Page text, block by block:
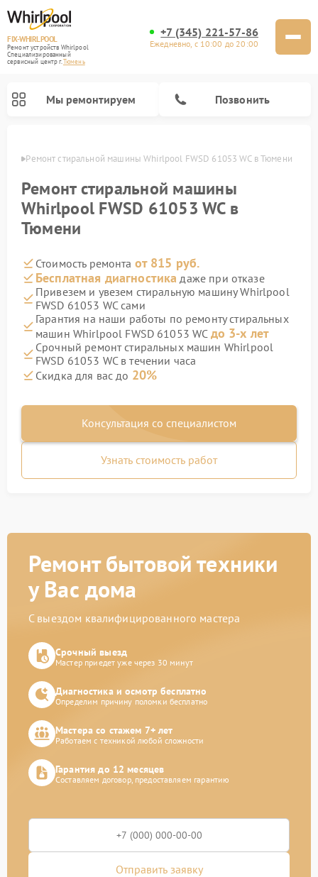
FIX-WHIRLPOOL
Ремонт устройств Whirlpool
Специализированный
cервисный центр г.Тюмень
+7 (345) 221-57-86
Ежедневно, с 10:00 до 20:00
Мы ремонтируем Позвонить
Ремонт стиральной машины Whirlpool FWSD 61053 WC в Тюмени
Ремонт стиральной машины
Whirlpool FWSD 61053 WC в
Тюмени
Стоимость ремонта от 815 руб.
Бесплатная диагностика даже при отказе
Привезем и увезем стиральную машину Whirlpool
FWSD 61053 WC сами
Гарантия на наши работы по ремонту стиральных
машин Whirlpool FWSD 61053 WC до 3-х лет
Срочный ремонт стиральных машин Whirlpool
FWSD 61053 WC в течении часа
Скидка для вас до 20%
Консультация со специалистом
Узнать стоимость работ
Ремонт бытовой техники
у Вас дома
С выездом квалифицированного мастера
Срочный выезд
Мастер приедет уже через 30 минут
Диагностика и осмотр бесплатно
Определим причину поломки бесплатно
Мастера со стажем 7+ лет
Работаем с техникой любой сложности
Гарантия до 12 месяцев
Составляем договор, предоставляем гарантию
Отправить заявку